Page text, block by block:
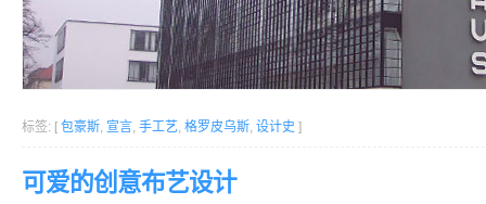
标签: [ 包豪斯, 宣言, 手工艺, 格罗皮乌斯, 设计史 ]
可爱的创意布艺设计